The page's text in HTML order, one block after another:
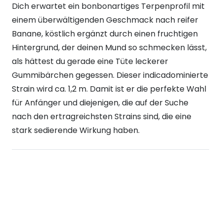
Dich erwartet ein bonbonartiges Terpenprofil mit
einem überwältigenden Geschmack nach reifer
Banane, köstlich ergänzt durch einen fruchtigen
Hintergrund, der deinen Mund so schmecken lässt,
als hättest du gerade eine Tüte leckerer
Gummibärchen gegessen. Dieser indicadominierte
Strain wird ca. 1,2 m. Damit ist er die perfekte Wahl
für Anfänger und diejenigen, die auf der Suche
nach den ertragreichsten Strains sind, die eine
stark sedierende Wirkung haben.